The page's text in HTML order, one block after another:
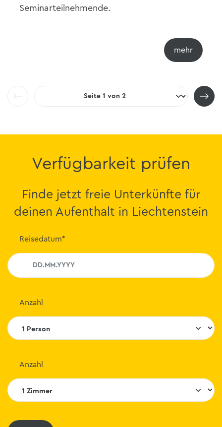
Seminarteilnehmende.
Verfügbarkeit prüfen
Finde jetzt freie Unterkünfte für
deinen Aufenthalt in Liechtenstein
Reisedatum*
Anzahl
Anzahl